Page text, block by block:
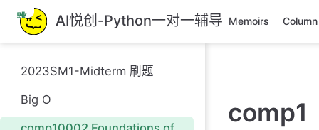
跳
至
主
內
AI悦创-Python一对一辅导 Memoirs Column
2023SM1-Midterm 刷题
Big O
comp1